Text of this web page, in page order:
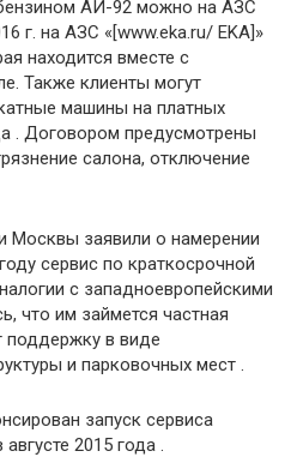
АИ-92 можно на АЗС
г. на АЗС «[www.eka.ru/ EKA]»
находится вместе с
Также клиенты могут
машины на платных
. Договором предусмотрены
салона, отключение
Москвы заявили о намерении
сервис по краткосрочной
с западноевропейскими
что им займется частная
поддержку в виде
и парковочных мест .
запуск сервиса
2015 года .